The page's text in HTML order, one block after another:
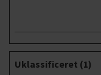
Uklassificeret (1)